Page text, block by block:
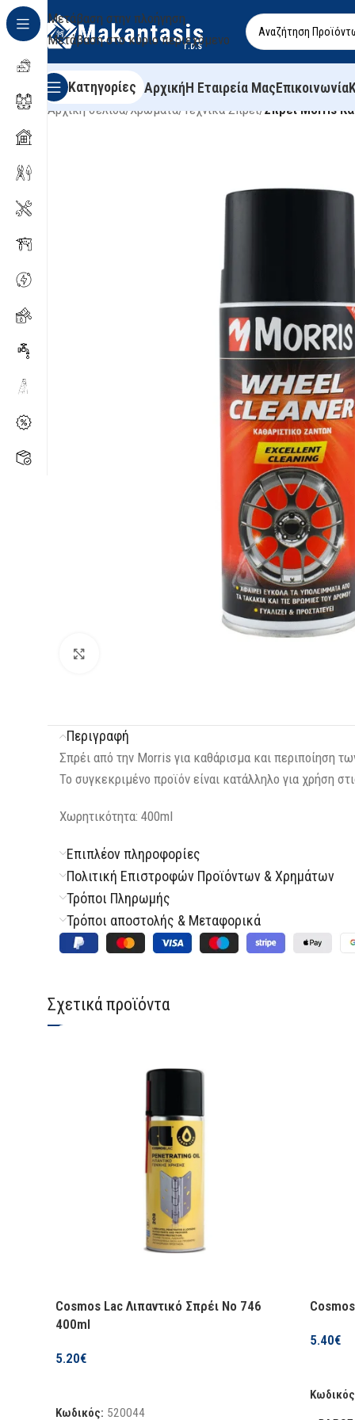
Μετάβαση στην πλοήγηση
Μετάβαση στο κύριο περιεχόμενο
Κατηγορίες ΑρχικήΗ Εταιρεία ΜαςΕπικοινωνία
Αρχική σελίδα/Χρώματα/Τεχνικά Σπρέι/Σπρέι Morris
Περιγραφή
Σπρέι από την Morris για καθάρισμα και περιποίηση
Το συγκεκριμένο προϊόν είναι κατάλληλο για χρήση
Χωρητικότητα: 400ml
Επιπλέον πληροφορίες
Πολιτική Επιστροφών Προϊόντων & Χρημάτων
Τρόποι Πληρωμής
Τρόποι αποστολής & Μεταφορικά
Σχετικά προϊόντα
Cosmos Lac Λιπαντικό Σπρέι Νο 746
400ml
5.20€
Κωδικός: 520044
5.40€